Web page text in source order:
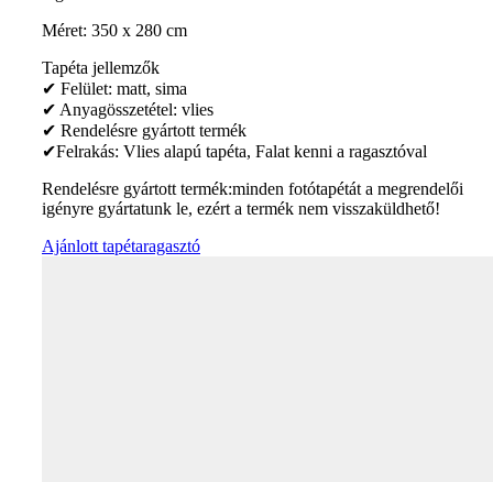
Méret: 350 x 280 cm
Tapéta jellemzők
✔ Felület: matt, sima
✔ Anyagösszetétel: vlies
✔ Rendelésre gyártott termék
✔Felrakás: Vlies alapú tapéta, Falat kenni a ragasztóval
Rendelésre gyártott termék:minden fotótapétát a megrendelői
igényre gyártatunk le, ezért a termék nem visszaküldhető!
Ajánlott tapétaragasztó